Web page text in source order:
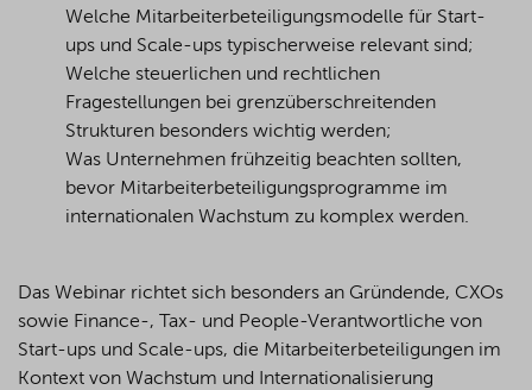
Welche Mitarbeiterbeteiligungsmodelle für Start-
ups und Scale-ups typischerweise relevant sind;
Welche steuerlichen und rechtlichen
Fragestellungen bei grenzüberschreitenden
Strukturen besonders wichtig werden;
Was Unternehmen frühzeitig beachten sollten,
bevor Mitarbeiterbeteiligungsprogramme im
internationalen Wachstum zu komplex werden.
Das Webinar richtet sich besonders an Gründende, CXOs
sowie Finance-, Tax- und People-Verantwortliche von
Start-ups und Scale-ups, die Mitarbeiterbeteiligungen im
Kontext von Wachstum und Internationalisierung